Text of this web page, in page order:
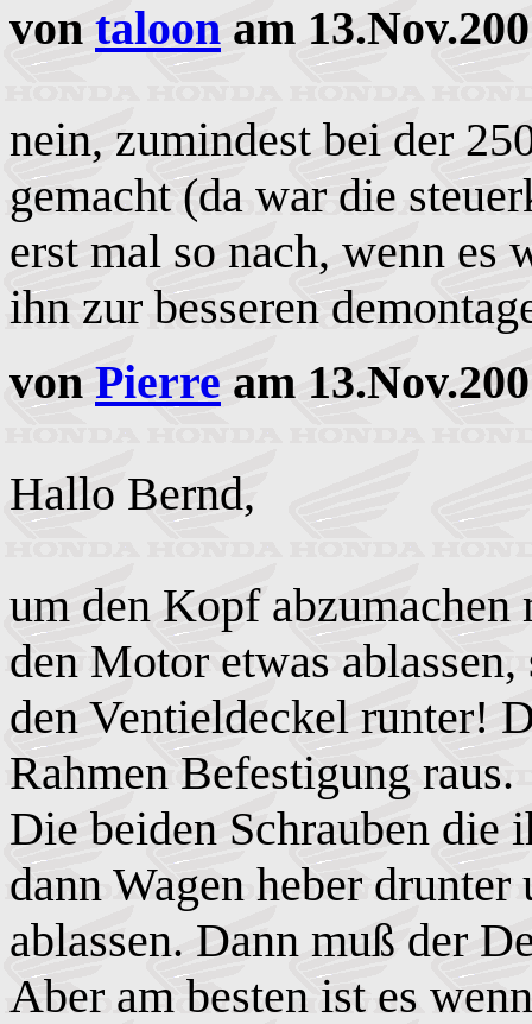
von taloon am
nein, zumindest bei der
gemacht (da war die
erst mal so nach, wenn es
ihn zur besseren
von Pierre am
Hallo Bernd,
um den Kopf
den Motor etwas
den Ventieldeckel runter!
Rahmen Befestigung raus.
Die beiden Schrauben die
dann Wagen heber
ablassen. Dann muß der
Aber am besten ist es